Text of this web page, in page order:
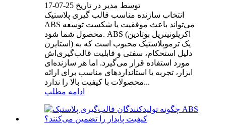
توسط مدیر در تاریخ 25-07-17
انتخاب سازنده مناسب قالب گیری پلاستیک
ABS می‌تواند باعث موفقیت یا شکست توسعه
محصول شما شود. ABS (اکریلونیتریل بوتادین
استایرن) یک ترموپلاستیک محبوب است که به
دلیل استحکام، سفتی و قابلیت قالب‌گیری‌اش
مورد استفاده قرار می‌گیرد. اما هر سازنده‌ای
ابزار، تجربه یا استانداردهای مناسب برای ارائه
محصولات با کیفیت بالا را ندارد...
ادامه مطلب